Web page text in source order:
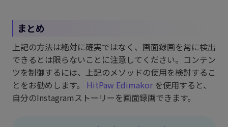
まとめ
上記の方法は絶対に確実ではなく、画面録画を常に検出
できるとは限らないことに注意してください。コンテン
ツを制御するには、上記のメソッドの使用を検討するこ
とをお勧めします。 HitPaw Edimakor を使用すると、
自分のInstagramストーリーを画面録画できます。